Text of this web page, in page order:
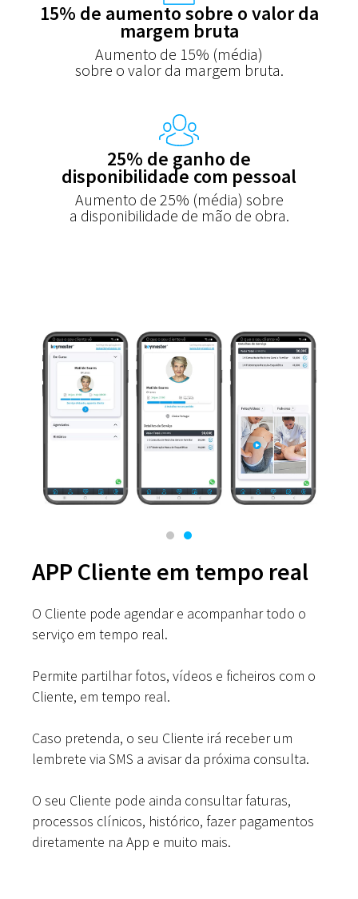
15% de aumento sobre o valor da
margem bruta
Aumento de 15% (média)
sobre o valor da margem bruta.
25% de ganho de
disponibilidade com pessoal
Aumento de 25% (média) sobre
a disponibilidade de mão de obra.
APP Cliente em tempo real
O Cliente pode agendar e acompanhar todo o
serviço em tempo real.
Permite partilhar fotos, vídeos e ficheiros com o
Cliente, em tempo real.
Caso pretenda, o seu Cliente irá receber um
lembrete via SMS a avisar da próxima consulta.
O seu Cliente pode ainda consultar faturas,
processos clínicos, histórico, fazer pagamentos
diretamente na App e muito mais.